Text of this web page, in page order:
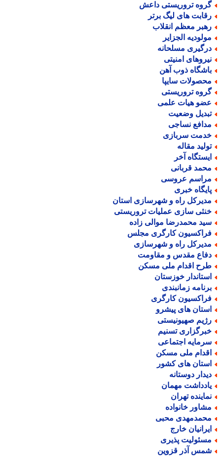
تروریستی داعش
های لیگ برتر
معظم انقلاب
الجزایر
مسلحانه
امنیتی
ذوب آهن
سایپا
تروریستی
هیات علمی
وضعیت
نساجی
سربازی
مقاله
آخر
قربانی
عروسی
خبری
راه و شهرسازی استان
سازی عملیات تروریستی
محمدرضا موالی زاده
کارگری مجلس
راه و شهرسازی
مقدس و مقاومت
اقدام ملی مسکن
خوزستان
زمانبندی
کارگری
های پیشرو
صهیونیستی
تسنیم
اجتماعی
ملی مسکن
های کشور
دوستانه
مهمان
تهران
خانواده
محبی
خارج
پذیری
آذر قزوین